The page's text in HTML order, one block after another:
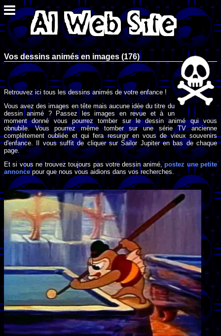
Vos dessins animés en images (176)
Retrouvez ici tous les dessins animés de votre enfance !
Vous avez des images en tête mais aucune idée du titre du
dessin animé ? Passez les images en revue et à un
moment donné vous pourrez tomber sur le dessin animé qui vous
obnubile. Vous pourrez même tomber sur une série TV ancienne
complètement oubliée et qui fera resurgir en vous de vieux souvenirs
d'enfance. Il vous suffit de cliquer sur Sailor Jupiter en bas de chaque
page.
Et si vous ne trouvez toujours pas votre dessin animé,postez une petite
annoncepour que nous vous aidions dans vos recherches.